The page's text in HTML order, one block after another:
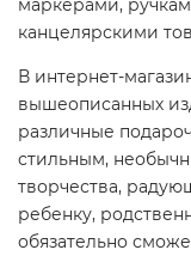
маркерами,
канцелярскими
В интернет-
вышеописанных
различные
стильным,
творчества,
ребенку,
обязательно